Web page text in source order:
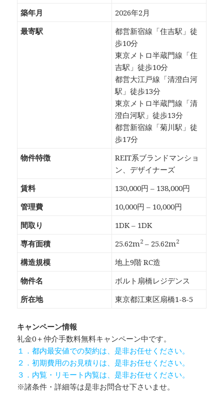
築年月
2026年2月
最寄駅
都営新宿線「住吉駅」徒
歩10分
東京メトロ半蔵門線「住
吉駅」徒歩10分
都営大江戸線「清澄白河
駅」徒歩13分
東京メトロ半蔵門線「清
澄白河駅」徒歩13分
都営新宿線「菊川駅」徒
歩17分
物件特徴
REIT系ブランドマンショ
ン、デザイナーズ
賃料
130,000円 – 138,000円
管理費
10,000円 – 10,000円
間取り
1DK – 1DK
専有面積
25.62m2 – 25.62m2
構造規模
地上9階 RC造
物件名
ボルト扇橋レジデンス
所在地
東京都江東区扇橋1-8-5
キャンペーン情報
礼金0＋仲介手数料無料キャンペーン中です。
１．都内最安値での契約は、是非お任せください。
２．初期費用のお見積りは、是非お任せください。
３．内覧・リモート内覧は、是非お任せください。
※諸条件・詳細等は是非お問合せ下さいませ。